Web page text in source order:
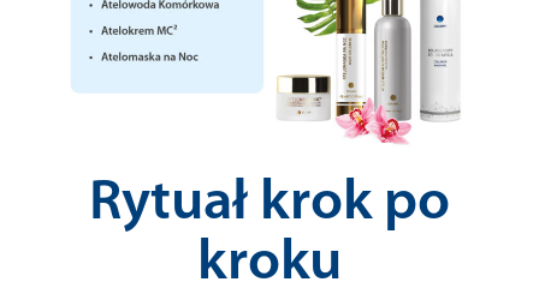
Rytuał krok po
kroku